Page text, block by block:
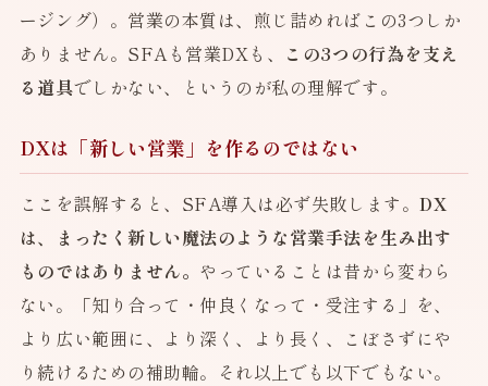
ージング）。営業の本質は、煎じ詰めればこの3つしか
ありません。SFAも営業DXも、 この3つの行為を支え
る道具でしかない、というのが私の理解です。
DXは「新しい営業」を作るのではない
ここを誤解すると、SFA導入は必ず失敗します。DX
は、まったく新しい魔法のような営業手法を生み出す
ものではありません。 やっていることは昔から変わら
ない。「知り合って・仲良くなって・受注する」を、
より広い範囲に、より深く、より長く、こぼさずにや
り続けるための補助輪。それ以上でも以下でもない。